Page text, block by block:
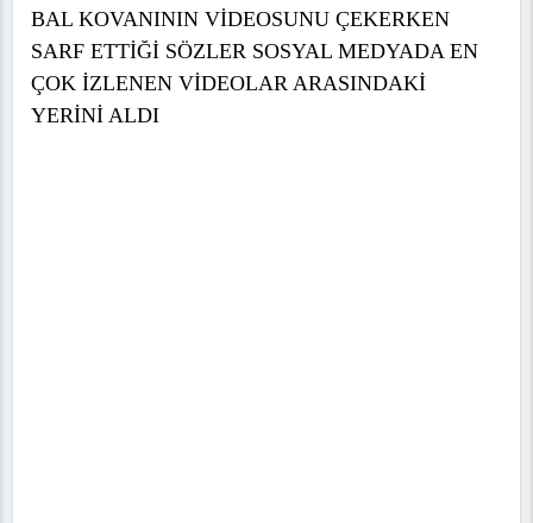
BAL KOVANININ VİDEOSUNU ÇEKERKEN
SARF ETTİĞİ SÖZLER SOSYAL MEDYADA EN
ÇOK İZLENEN VİDEOLAR ARASINDAKİ
YERİNİ ALDI